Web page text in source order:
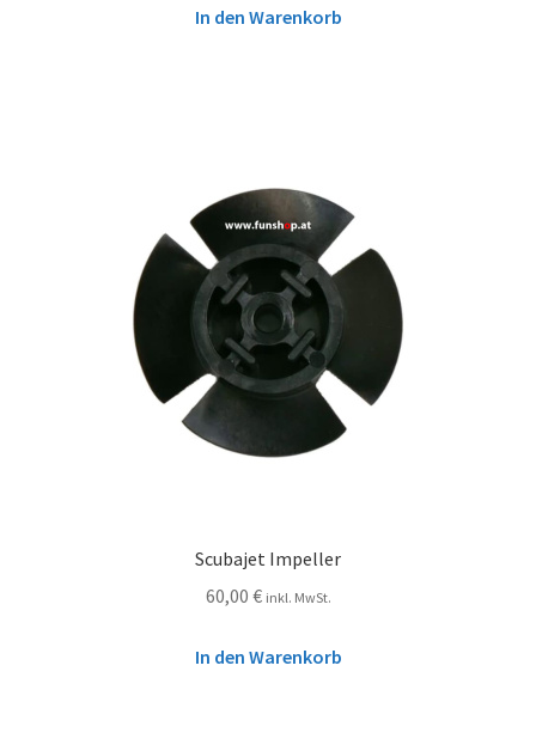
In den Warenkorb
Scubajet Impeller
60,00 € inkl. MwSt.
In den Warenkorb